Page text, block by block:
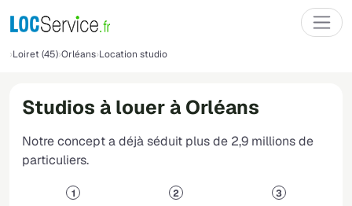
Loiret (45) Orléans Location studio
Studios à louer à Orléans
Notre concept a déjà séduit plus de 2,9 millions de
particuliers.